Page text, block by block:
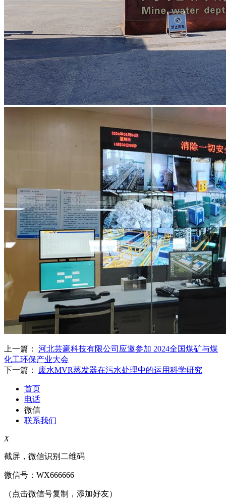
上一篇： 河北芸豪科技有限公司应邀参加 2024全国煤矿与煤
化工环保产业大会
下一篇：
废水MVR蒸发器在污水处理中的运用科学研究
首页
电话
微信
联系我们
X
截屏，微信识别二维码
微信号： WX666666
（点击微信号复制，添加好友）